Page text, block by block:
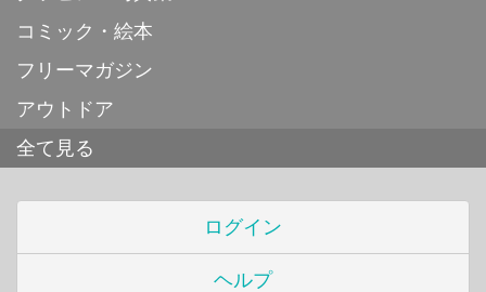
コミック・絵本
フリーマガジン
アウトドア
全て見る
ログイン
ヘルプ